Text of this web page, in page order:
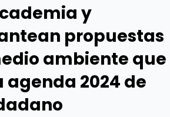
y
propuestas
ambiente que
2024 de